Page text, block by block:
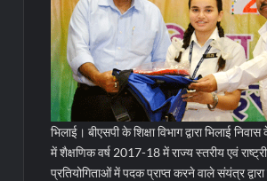
भिलाई। बीएसपी के शिक्षा विभाग द्वारा भिलाई
में शैक्षणिक वर्ष 2017-18 में राज्य स्तरीय एवं
प्रतियोगिताओं में पदक प्राप्त करने वाले संयंत्र